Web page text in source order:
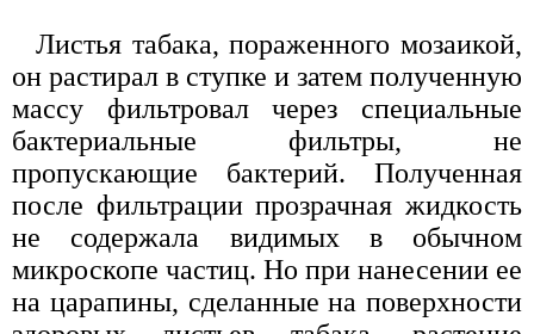
Листья табака, пораженного мозаикой,
он растирал в ступке и затем полученную
массу фильтровал через специальные
бактериальные фильтры, не
пропускающие бактерий. Полученная
после фильтрации прозрачная жидкость
не содержала видимых в обычном
микроскопе частиц. Но при нанесении ее
на царапины, сделанные на поверхности